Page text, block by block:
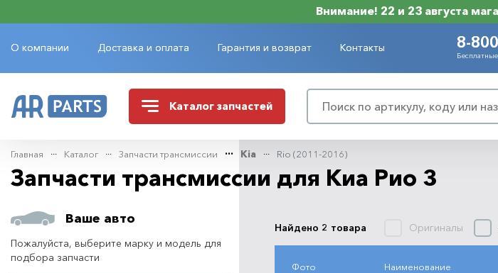
Внимание! 22 и 23 августа
О компании Доставка и оплата Гарантия и возврат Контакты 8-
Каталог запчастей
Главная Каталог Запчасти трансмиссии Kia Rio (2011-2016)
Запчасти трансмиссии для Киа Рио 3
Ваше авто
Пожалуйста, выберите марку и модель для
подбора запчасти
Найдено 2 товара Оригиналы
Фото Наименование